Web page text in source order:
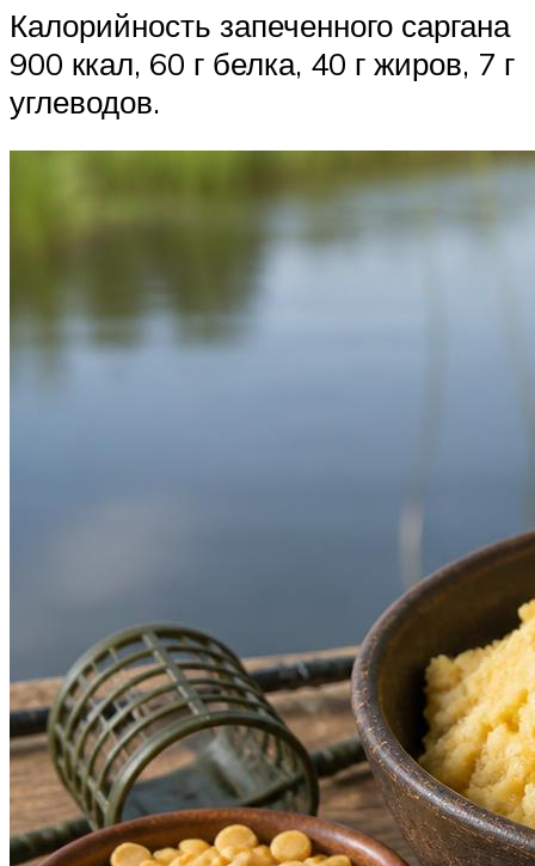
Калорийность запеченного саргана
900 ккал, 60 г белка, 40 г жиров, 7 г
углеводов.